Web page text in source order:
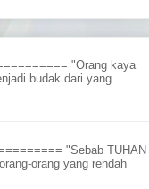
"Orang kaya
budak dari yang
"Sebab TUHAN
orang yang rendah